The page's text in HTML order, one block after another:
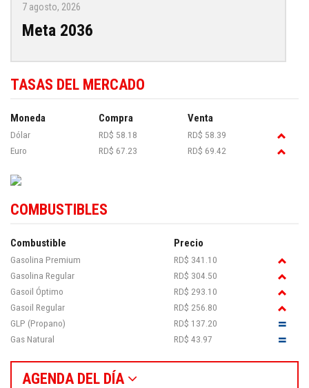
7 agosto, 2026
Meta 2036
TASAS DEL MERCADO
Moneda Compra Venta
Dólar RD$ 58.18
RD$ 58.39
Euro
RD$ 67.23 RD$ 69.42
COMBUSTIBLES
Combustible Precio
Gasolina Premium
RD$ 341.10
Gasolina Regular
RD$ 304.50
Gasoil Óptimo
RD$ 293.10
Gasoil Regular
RD$ 256.80
GLP (Propano)
RD$ 137.20
Gas Natural
RD$ 43.97
AGENDA DEL DÍA